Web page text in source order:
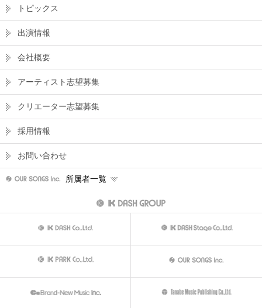
トピックス
出演情報
会社概要
アーティスト志望募集
クリエーター志望募集
採用情報
お問い合わせ
所属者一覧